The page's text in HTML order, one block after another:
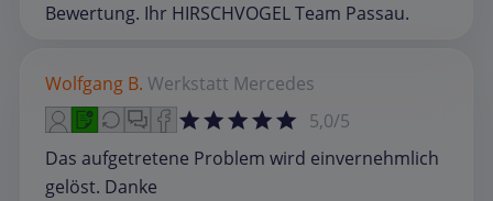
Bewertung. Ihr HIRSCHVOGEL Team Passau.
Wolfgang B. Werkstatt Mercedes
5,0/5
Das aufgetretene Problem wird einvernehmlich
gelöst. Danke